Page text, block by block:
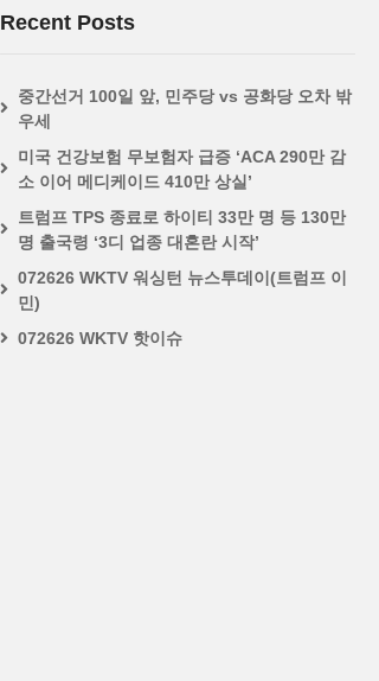
Recent Posts
중간선거 100일 앞, 민주당 vs 공화당 오차 밖
우세
미국 건강보험 무보험자 급증 ‘ACA 290만 감
소 이어 메디케이드 410만 상실’
트럼프 TPS 종료로 하이티 33만 명 등 130만
명 출국령 ‘3디 업종 대혼란 시작’
072626 WKTV 워싱턴 뉴스투데이(트럼프 이
민)
072626 WKTV 핫이슈